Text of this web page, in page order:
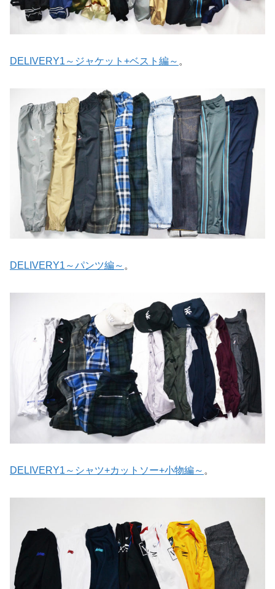
DELIVERY1～ジャケット+ベスト編～ 。
DELIVERY1～パンツ編～ 。
DELIVERY1～シャツ+カットソー+小物編～ 。